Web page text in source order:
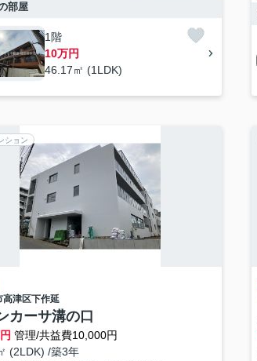
部屋
1階
10万円
46.17㎡ (1LDK)
ション
高津区下作延
カーサ溝の口
管理/共益費10,000円
(2LDK) /築3年